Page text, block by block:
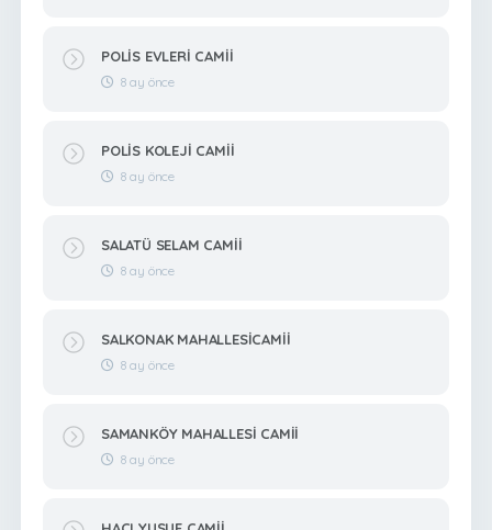
POLİS EVLERİ CAMİİ
8 ay önce
POLİS KOLEJİ CAMİİ
8 ay önce
SALATÜ SELAM CAMİİ
8 ay önce
SALKONAK MAHALLESİCAMİİ
8 ay önce
SAMANKÖY MAHALLESİ CAMİİ
8 ay önce